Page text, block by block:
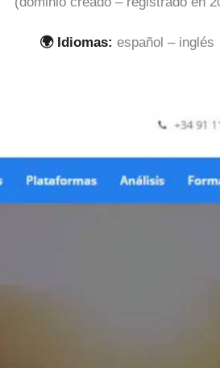
🌍 Idiomas: español – inglés